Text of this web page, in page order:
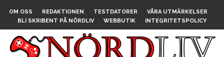
OM OSS REDAKTIONEN TESTDATORER
VÅRA UTMÄRKELSER
BLI SKRIBENT PÅ NÖRDLIV
WEBBUTIK INTEGRITETSPOLICY